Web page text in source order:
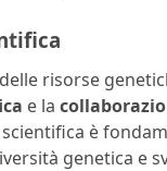
risorse
e la
scientifica è
genetica e